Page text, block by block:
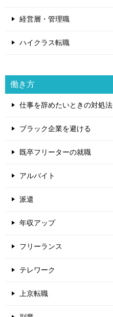
経営層・管理職
ハイクラス転職
働き方
仕事を辞めたいときの対処法
ブラック企業を避ける
既卒フリーターの就職
アルバイト
派遣
年収アップ
フリーランス
テレワーク
上京転職